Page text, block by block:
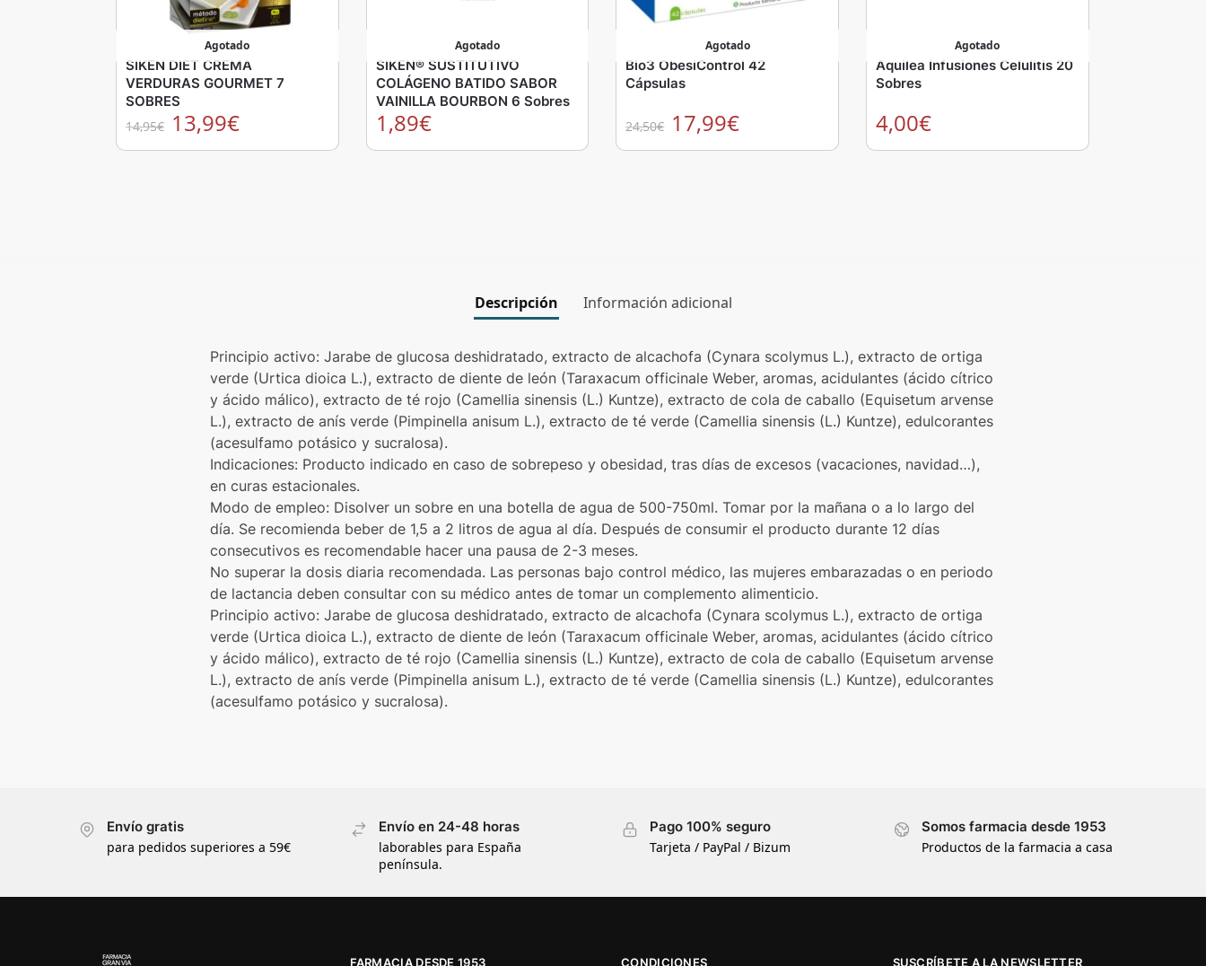
Agotado
SIKEN DIET CREMA
VERDURAS GOURMET 7
SOBRES
14,95€ 13,99€
Agotado
SIKEN® SUSTITUTIVO
COLÁGENO BATIDO SABOR
VAINILLA BOURBON 6 Sobres
1,89€
Agotado
Bio3 ObesiControl 42
Cápsulas
24,50€ 17,99€
Agotado
Aquilea Infusiones Celulitis 20
Sobres
4,00€
Descripción Información adicional
Principio activo: Jarabe de glucosa deshidratado, extracto de alcachofa (Cynara scolymus L.), extracto de ortiga
verde (Urtica dioica L.), extracto de diente de león (Taraxacum officinale Weber, aromas, acidulantes (ácido cítrico
y ácido málico), extracto de té rojo (Camellia sinensis (L.) Kuntze), extracto de cola de caballo (Equisetum arvense
L.), extracto de anís verde (Pimpinella anisum L.), extracto de té verde (Camellia sinensis (L.) Kuntze), edulcorantes
(acesulfamo potásico y sucralosa).
Indicaciones: Producto indicado en caso de sobrepeso y obesidad, tras días de excesos (vacaciones, navidad…),
en curas estacionales.
Modo de empleo: Disolver un sobre en una botella de agua de 500-750ml. Tomar por la mañana o a lo largo del
día. Se recomienda beber de 1,5 a 2 litros de agua al día. Después de consumir el producto durante 12 días
consecutivos es recomendable hacer una pausa de 2-3 meses.
No superar la dosis diaria recomendada. Las personas bajo control médico, las mujeres embarazadas o en periodo
de lactancia deben consultar con su médico antes de tomar un complemento alimenticio.
Principio activo: Jarabe de glucosa deshidratado, extracto de alcachofa (Cynara scolymus L.), extracto de ortiga
verde (Urtica dioica L.), extracto de diente de león (Taraxacum officinale Weber, aromas, acidulantes (ácido cítrico
y ácido málico), extracto de té rojo (Camellia sinensis (L.) Kuntze), extracto de cola de caballo (Equisetum arvense
L.), extracto de anís verde (Pimpinella anisum L.), extracto de té verde (Camellia sinensis (L.) Kuntze), edulcorantes
(acesulfamo potásico y sucralosa).
Envío gratis
para pedidos superiores a 59€
Envío en 24-48 horas
laborables para España
península.
Pago 100% seguro
Tarjeta / PayPal / Bizum
Somos farmacia desde 1953
Productos de la farmacia a casa
FARMACIA DESDE 1953 CONDICIONES SUSCRÍBETE A LA NEWSLETTER